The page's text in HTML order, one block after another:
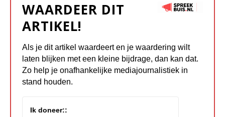
WAARDEER DIT
ARTIKEL!
Als je dit artikel waardeert en je waardering wilt
laten blijken met een kleine bijdrage, dan kan dat.
Zo help je onafhankelijke mediajournalistiek in
stand houden.
Ik doneer::